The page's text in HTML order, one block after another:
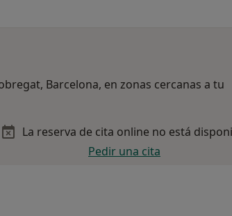
Barcelona, en zonas cercanas a tu
La reserva de cita online no está
Pedir una cita